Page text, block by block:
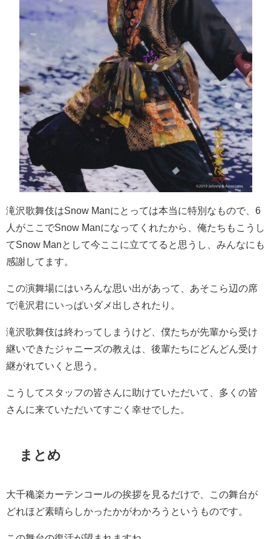
滝沢歌舞伎はSnow Manにとっては本当に特別なもので、 6
人がここでSnow Manになってくれたから、俺たちもこうし
てSnow Manとして今ここに立ててると思うし、みんなにも
感謝してます。
この演舞場にはいろんな思い出があって、あそこら辺の席
で滝沢君にいっぱいダメ出しされたり。
滝沢歌舞伎は終わってしまうけど、僕たちが先輩から受け
継いできたジャニーズの教えは、後輩たちにどんどん受け
継がれていくと思う。
こうしてスタッフの皆さんに助けていただいて、多くの皆
さんに来ていただいてすごく幸せでした。
まとめ
大千穐楽カーテンコールの挨拶を見るだけで、この舞台が
どれほど素晴らしかったかがわかろうというものです。